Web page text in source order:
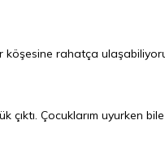
köşesine rahatça
çıktı. Çocuklarım uyurken